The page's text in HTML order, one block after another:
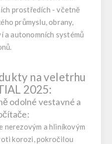
prostředích - včetně
průmyslu, obrany,
a autonomních systémů
na veletrhu
2025:
odolné vestavné a
nerezovým a hliníkovým
korozi, pokročilou